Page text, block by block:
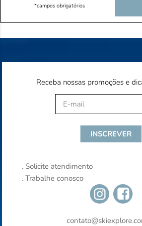
*campos obrigatórios
Receba nossas promoções e
. Solicite atendimento
.Trabalhe conosco